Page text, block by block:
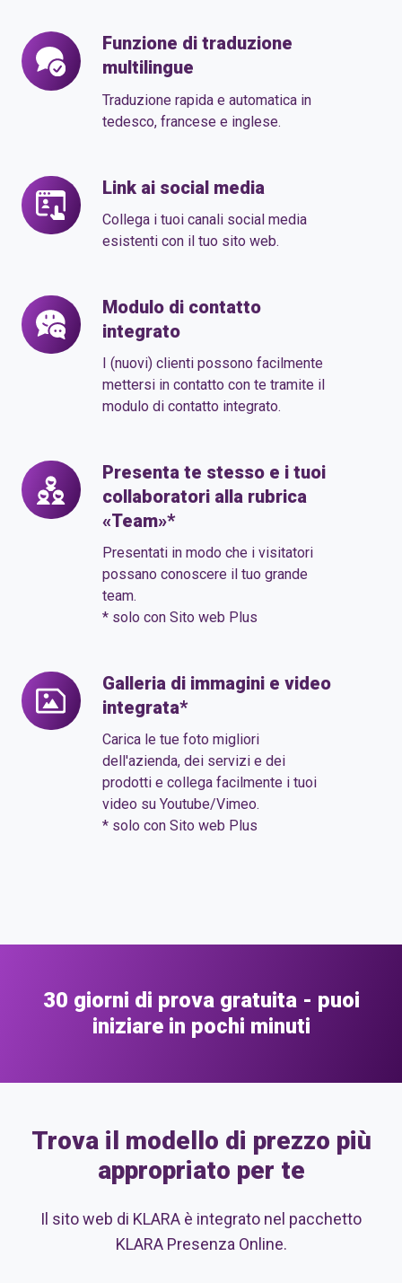
alle
tue
esigenze
Funzione di traduzione
multilingue
Traduzione rapida e automatica in
tedesco, francese e inglese.
Funzione
di
traduzione
Link ai social media
Collega i tuoi canali social media
esistenti con il tuo sito web.
Link
ai
social
Modulo di contatto
integrato
I (nuovi) clienti possono facilmente
mettersi in contatto con te tramite il
modulo di contatto integrato.
Modulo
di
contatto
Presenta te stesso e i tuoi
collaboratori alla rubrica
«Team»*
Presentati in modo che i visitatori
possano conoscere il tuo grande
team.
* solo con Sito web Plus
Presenta
te
stesso
collaboratori
rubrica
«Team»*
Galleria di immagini e video
integrata*
Carica le tue foto migliori
dell'azienda, dei servizi e dei
prodotti e collega facilmente i tuoi
video su Youtube/Vimeo.
* solo con Sito web Plus
Galleria
di
immagini
30 giorni di prova gratuita - puoi
iniziare in pochi minuti
Trova il modello di prezzo più
appropriato per te
Il sito web di KLARA è integrato nel pacchetto
KLARA Presenza Online.